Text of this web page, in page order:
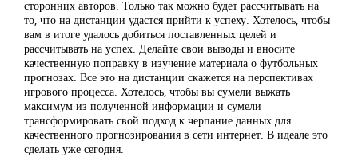
сторонних авторов. Только так можно будет рассчитывать на
то, что на дистанции удастся прийти к успеху. Хотелось, чтобы
вам в итоге удалось добиться поставленных целей и
рассчитывать на успех. Делайте свои выводы и вносите
качественную поправку в изучение материала о футбольных
прогнозах. Все это на дистанции скажется на перспективах
игрового процесса. Хотелось, чтобы вы сумели выжать
максимум из полученной информации и сумели
трансформировать свой подход к черпание данных для
качественного прогнозирования в сети интернет. В идеале это
сделать уже сегодня.